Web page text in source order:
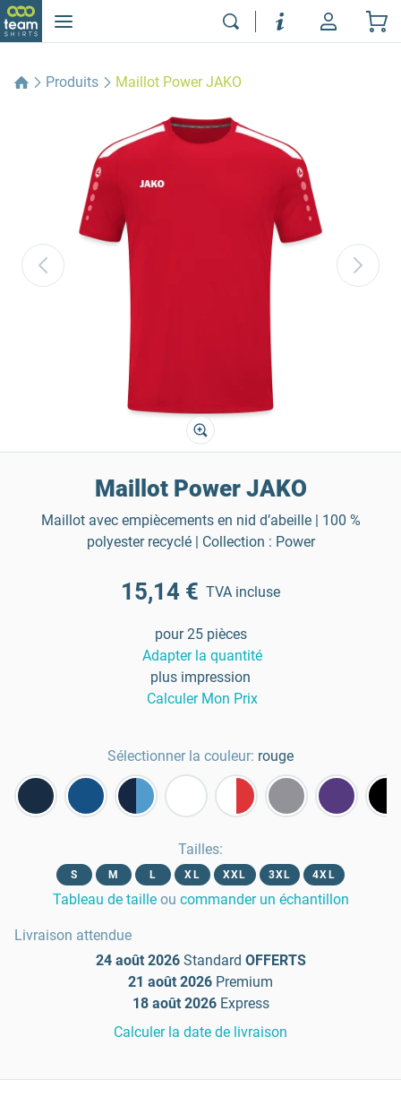
Produits Maillot Power JAKO
Maillot Power JAKO
Maillot avec empiècements en nid d’abeille | 100 %
polyester recyclé | Collection : Power
15,14 € TVA incluse
pour 25 pièces
Adapter la quantité
plus impression
Calculer Mon Prix
Sélectionner la couleur: rouge
Tailles:
S M L XL XXL 3XL 4XL
Tableau de taille ou commander un échantillon
Livraison attendue
24 août 2026 Standard OFFERTS
21 août 2026 Premium
18 août 2026 Express
Calculer la date de livraison